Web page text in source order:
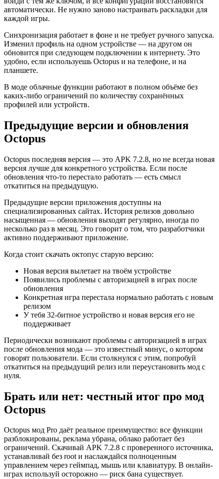
автоматически. Не нужно заново настраивать раскладки для
каждой игры.
Синхронизация работает в фоне и не требует ручного запуска.
Изменил профиль на одном устройстве — на другом он
обновится при следующем подключении к интернету. Это
удобно, если используешь Octopus и на телефоне, и на
планшете.
В моде облачные функции работают в полном объёме без
каких-либо ограничений по количеству сохранённых
профилей или устройств.
Предыдущие версии и обновления
Octopus
Octopus последняя версия — это APK 7.2.8, но не всегда новая
версия лучше для конкретного устройства. Если после
обновления что-то перестало работать — есть смысл
откатиться на предыдущую.
Предыдущие версии приложения доступны на
специализированных сайтах. История релизов довольно
насыщенная — обновления выходят регулярно, иногда по
несколько раз в месяц. Это говорит о том, что разработчики
активно поддерживают приложение.
Когда стоит скачать октопус старую версию:
Новая версия вылетает на твоём устройстве
Появились проблемы с авторизацией в играх после
обновления
Конкретная игра перестала нормально работать с новым
релизом
У тебя 32-битное устройство и новая версия его не
поддерживает
Периодически возникают проблемы с авторизацией в играх
после обновления мода — это известный минус, о котором
говорят пользователи. Если столкнулся с этим, попробуй
откатиться на предыдущий релиз или переустановить мод с
нуля.
Брать или нет: честный итог про мод
Octopus
Octopus мод Pro даёт реальное преимущество: все функции
разблокированы, реклама убрана, облако работает без
ограничений. Скачивай APK 7.2.8 с проверенного источника,
устанавливай без root и наслаждайся полноценным
управлением через геймпад, мышь или клавиатуру. В онлайн-
играх используй осторожно — риск бана существует.